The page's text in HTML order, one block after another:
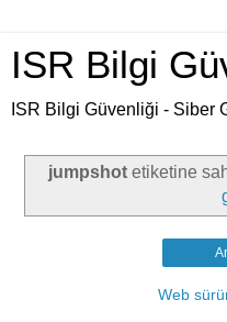
ISR Bilgi
ISR Bilgi Güvenliği - Siber
jumpshotetiketine
Web